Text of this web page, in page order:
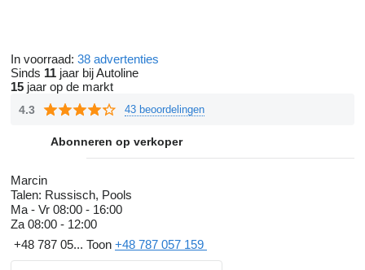
In voorraad: 38 advertenties
Sinds 11 jaar bij Autoline
15 jaar op de markt
4.3 43 beoordelingen
Abonneren op verkoper
Marcin
Talen: Russisch, Pools
Ma - Vr 08:00 - 16:00
Za 08:00 - 12:00
+48 787 05... Toon +48 787 057 159